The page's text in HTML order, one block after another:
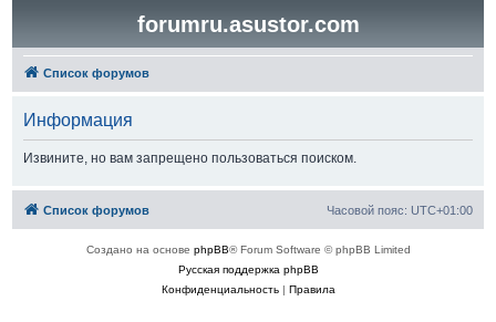
forumru.asustor.com
Список форумов
Информация
Извините, но вам запрещено пользоваться поиском.
Список форумов Часовой пояс: UTC+01:00
Создано на основе phpBB® Forum Software © phpBB Limited
Русская поддержка phpBB
Конфиденциальность| Правила